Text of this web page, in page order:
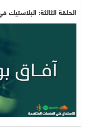
الحلقة الثالثة: البلاستيك